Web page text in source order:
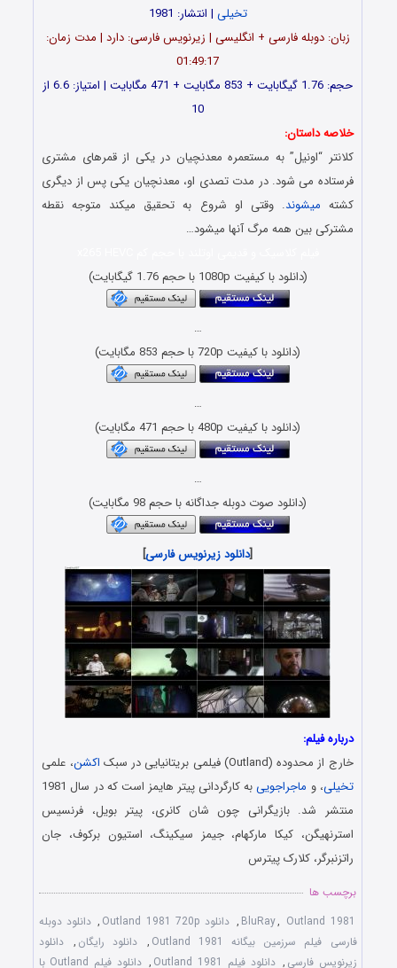
تخیلی | انتشار: 1981
زبان: دوبله فارسی + انگلیسی | زیرنویس فارسی: دارد | مدت زمان:
01:49:17
حجم: 1.76 گیگابایت + 853 مگابایت + 471 مگابایت | امتیاز: 6.6 از
10
خلاصه داستان:
کلانتر “اونیل” به مستعمره معدنچیان در یکی از قمرهای مشتری
فرستاده می شود. در مدت تصدی او، معدنچیان یکی پس از دیگری
کشته میشوند. وقتی او شروع به تحقیق میکند متوجه نقطه
مشترکی بین همه مرگ آنها میشود…
(دانلود با کیفیت 1080p با حجم 1.76 گیگابایت)
…
(دانلود با کیفیت 720p با حجم 853 مگابایت)
…
(دانلود با کیفیت 480p با حجم 471 مگابایت)
…
(دانلود صوت دوبله جداگانه با حجم 98 مگابایت)
[دانلود زیرنویس فارسی]
درباره فیلم:
خارج از محدوده (Outland) فیلمی بریتانیایی در سبک
اکشن، علمی
تخیلی، و ماجراجویی
به کارگردانی پیتر هایمز است که در سال 1981
منتشر شد. بازیگرانی چون شان کانری، پیتر بویل، فرنسیس
استرنهیگن، کیکا مارکهام، جیمز سیکینگ، استیون برکوف، جان
راتزنبرگر، کلارک پیترس
برچسب ها
BluRay, Outland 1981
, دانلود Outland 1981 720p , دانلود دوبله
فارسی فیلم سرزمین بیگانه Outland 1981
, دانلود رایگان ,
دانلود
زیرنویس فارسی , دانلود فیلم Outland 1981 , دانلود فیلم Outland با